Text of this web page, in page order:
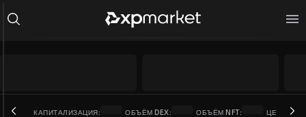
КАПИТАЛИЗАЦИЯ: ОБЪЁМ DEX: ОБЪЁМ NFT: ЦЕНА XRP: